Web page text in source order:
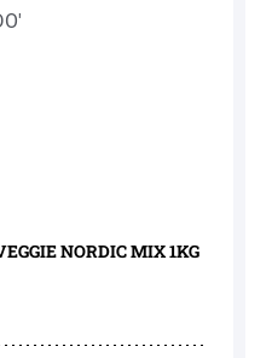
NORDIC MIX 1KG